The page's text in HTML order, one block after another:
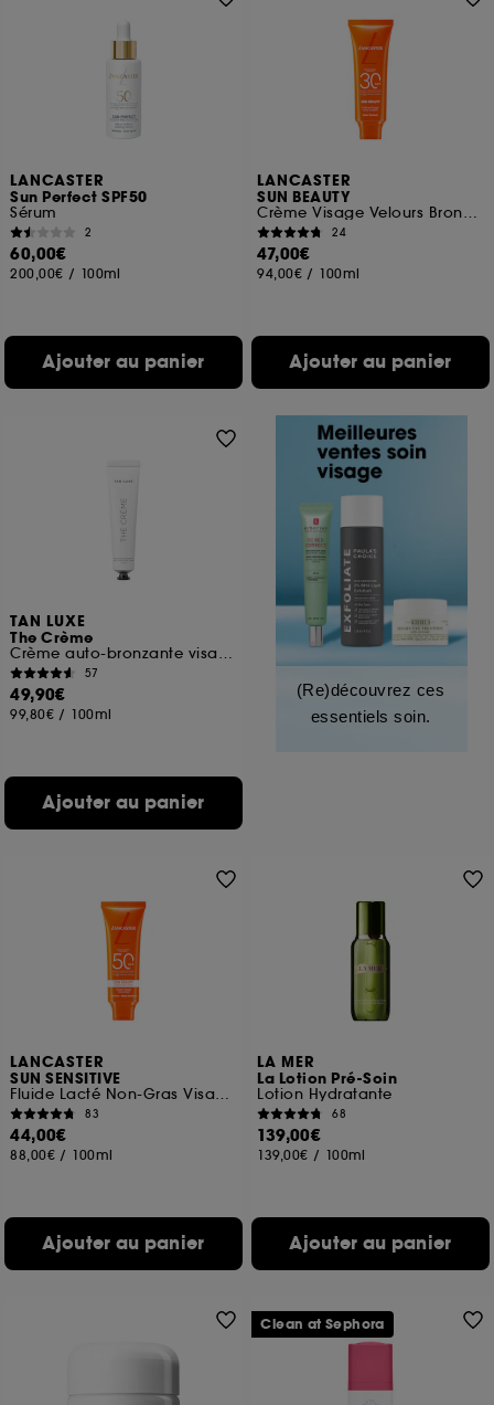
LANCASTER
Sun Perfect SPF50
Sérum
2
60,00€
200,00€ / 100ml
Ajouter au panier
LANCASTER
SUN BEAUTY
Crème Visage Velours Bronzage Lumineux SPF 30
24
47,00€
94,00€ / 100ml
Ajouter au panier
TAN LUXE
The Crème
Crème auto-bronzante visage
57
49,90€
99,80€ / 100ml
Ajouter au panier
(Re)découvrez ces
essentiels soin.
LANCASTER
SUN SENSITIVE
Fluide Lacté Non-Gras Visage SPF50
83
44,00€
88,00€ / 100ml
Ajouter au panier
LA MER
La Lotion Pré-Soin
Lotion Hydratante
68
139,00€
139,00€ / 100ml
Ajouter au panier
Clean at Sephora